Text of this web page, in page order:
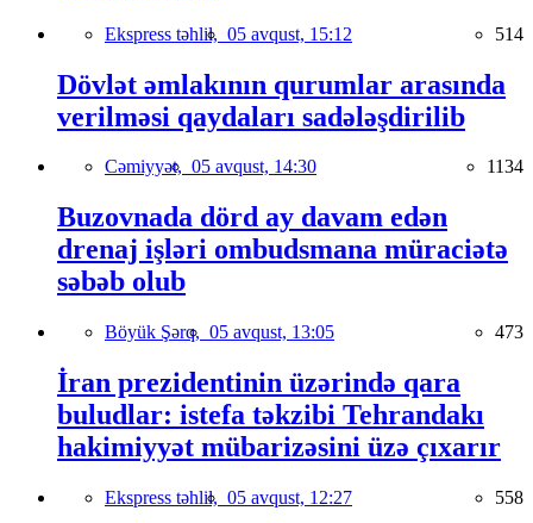
Ekspress təhlil, 05 avqust, 15:12 514
Dövlət əmlakının qurumlar arasında
verilməsi qaydaları sadələşdirilib
Cəmiyyət, 05 avqust, 14:30 1134
Buzovnada dörd ay davam edən
drenaj işləri ombudsmana müraciətə
səbəb olub
Böyük Şərq, 05 avqust, 13:05 473
İran prezidentinin üzərində qara
buludlar: istefa təkzibi Tehrandakı
hakimiyyət mübarizəsini üzə çıxarır
Ekspress təhlil, 05 avqust, 12:27 558